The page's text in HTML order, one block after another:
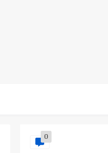
0